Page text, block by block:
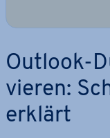
Outlook-
vie­ren:
erklärt